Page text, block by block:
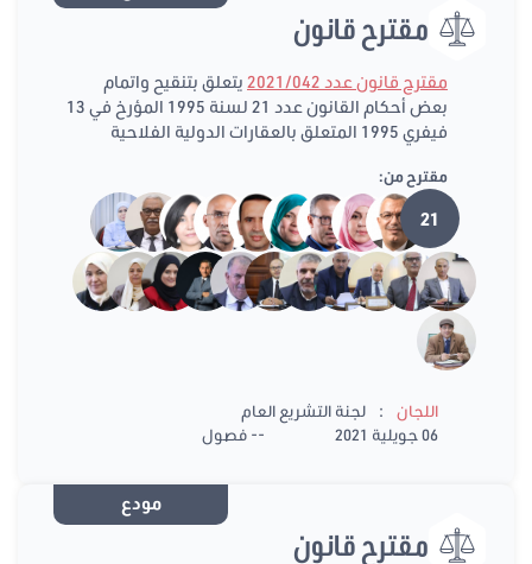
مقترح قانون
مقترح قانون عدد 2021/042
يتعلق بتنقيح واتمام
بعض أحكام القانون عدد 21 لسنة 1995 المؤرخ في 13
فيفري 1995 المتعلق بالعقارات الدولية الفلاحية
مقترح من:
21
اللجان :
لجنة التشريع العام
06 جويلية 2021
-- فصول
مودع
مقترح قانون